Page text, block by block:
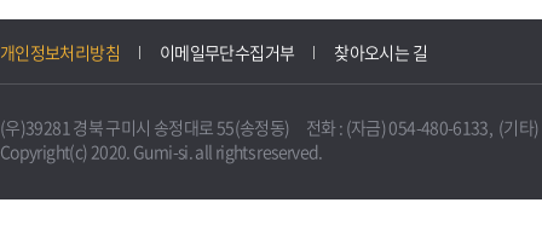
개인정보처리방침 이메일무단수집거부 찾아오시는 길
(우)39281 경북 구미시 송정대로 55(송정동) 전화 : (자금) 054-480-6133, (기타
Copyright(c) 2020. Gumi-si. all rights reserved.